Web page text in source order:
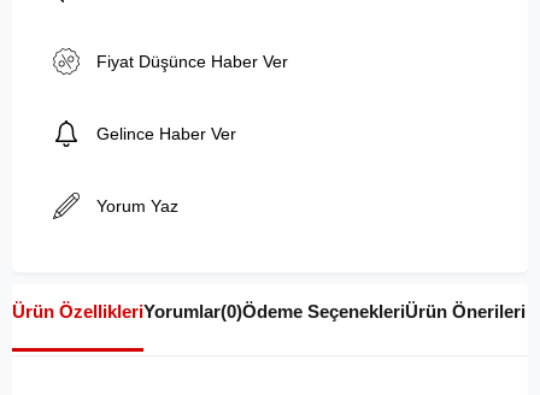
Fiyat Düşünce Haber Ver
Gelince Haber Ver
Yorum Yaz
Ürün ÖzellikleriYorumlar(0)Ödeme SeçenekleriÜrün Önerileri